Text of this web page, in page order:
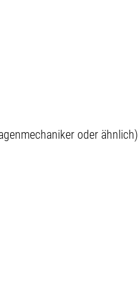
oder ähnlich)